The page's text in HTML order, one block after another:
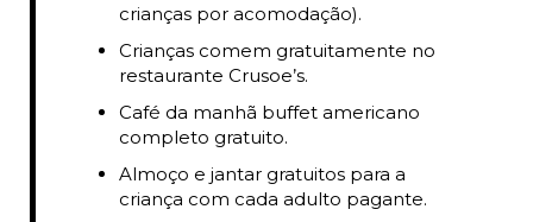
crianças por acomodação).
Crianças comem gratuitamente no
restaurante Crusoe’s.
Café da manhã buffet americano
completo gratuito.
Almoço e jantar gratuitos para a
criança com cada adulto pagante.